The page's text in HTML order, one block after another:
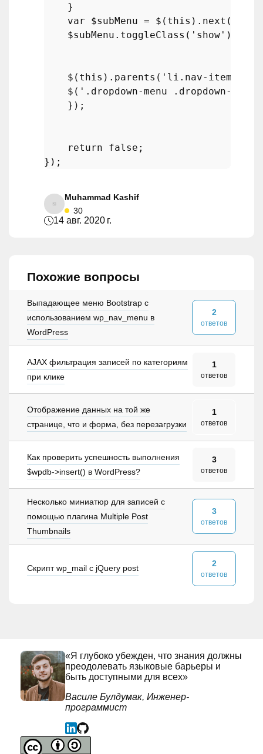
    }
var $subMenu = $( this ). next (
    $subMenu.
toggleClass ( 'show' );
    $(
this ). parents ( 'li.nav-
    $(
'.dropdown-menu .dropdown-
    });
return false ;
Muhammad Kashif
30
14 авг. 2020 г.
Похожие вопросы
Выпадающее меню Bootstrap с
использованием wp_nav_menu в
WordPress
2
ответов
AJAX фильтрация записей по категориям
при клике
1
ответов
Отображение данных на той же
странице, что и форма, без перезагрузки
1
ответов
Как проверить успешность выполнения
$wpdb->insert() в WordPress?
3
ответов
Несколько миниатюр для записей с
помощью плагина Multiple Post
Thumbnails
3
ответов
Скрипт wp_mail с jQuery post
2
ответов
«Я глубоко убежден, что знания должны
преодолевать языковые барьеры и
быть доступными для всех»
Василе Булдумак, Инженер-
программист